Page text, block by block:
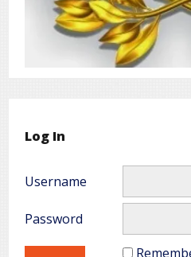
Log In
Username
Password